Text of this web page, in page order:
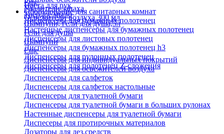
Паста для рук
Твердое мыло
Шампуни, гели для душа,5л
Гели для душа
Шампуни
Удалители запаха
Освежители воздуха 300 мл
Еще
Оборудование для санитарных комнат
Диспенсеры для бумажных полотенец
Настенные диспенсеры для бумажных полотенец
Диспенсеры для листовых полотенец
Диспенсеры для бумажных полотенец h3
Диспенсеры для рулонных полотенец
Диспенсеры для полотенец Z-сложения
Еще
Диспенсеры для индивидуальных покрытий
Диспенсеры для освежителей воздуха
Диспенсеры для салфеток
Диспенсеры для салфеток настольные
Диспенсеры для туалетной бумаги
Диспенсеры для туалетной бумаги в больших рулонах
Настенные диспенсеры для туалетной бумаги
Диспесеры для протирочных материалов
Дозаторы для дез.средств